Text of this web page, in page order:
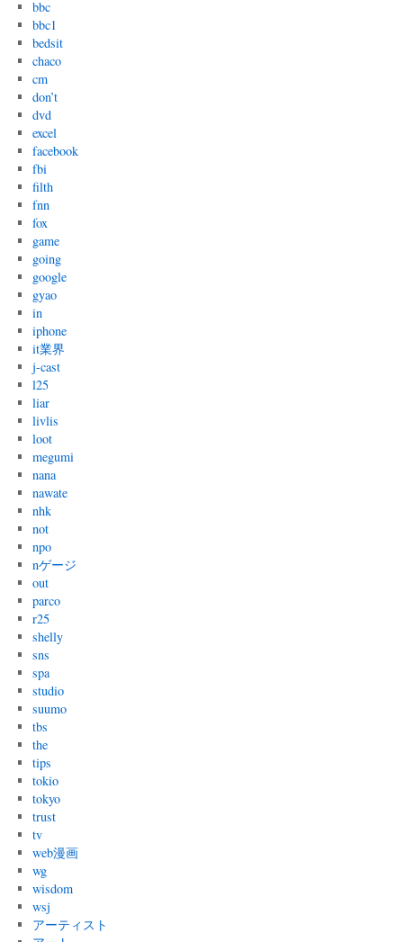
bbc
bbc1
bedsit
chaco
cm
don’t
dvd
excel
facebook
fbi
filth
fnn
fox
game
going
google
gyao
in
iphone
it業界
j-cast
l25
liar
livlis
loot
megumi
nana
nawate
nhk
not
npo
nゲージ
out
parco
r25
shelly
sns
spa
studio
suumo
tbs
the
tips
tokio
tokyo
trust
tv
web漫画
wg
wisdom
wsj
アーティスト